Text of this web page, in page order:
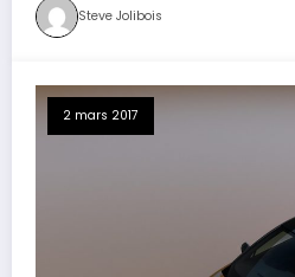
Steve Jolibois
2 mars 2017